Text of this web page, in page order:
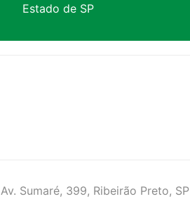
Estado de SP
Av. Sumaré, 399, Ribeirão Preto, SP